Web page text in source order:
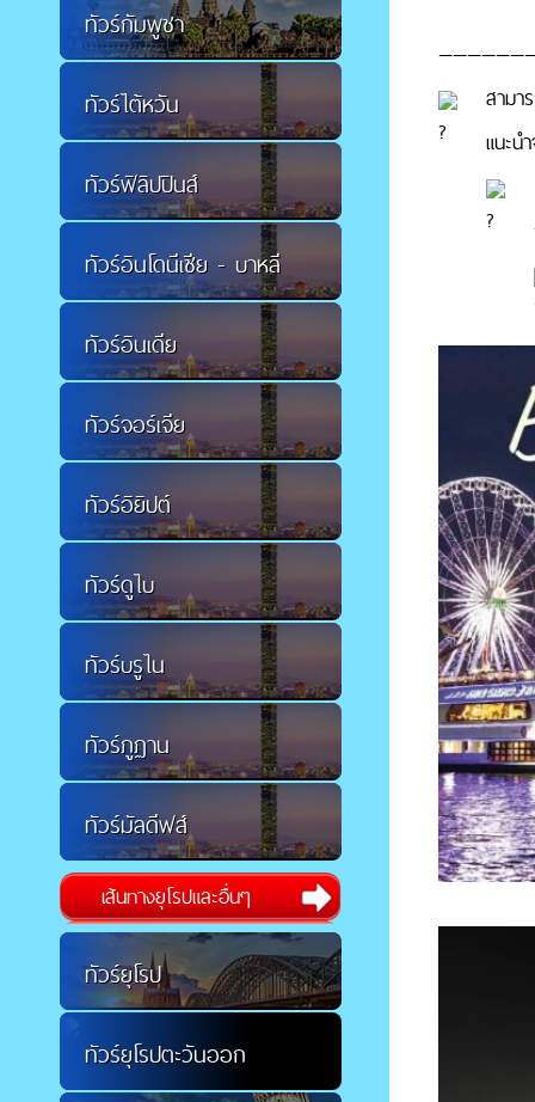
ทัวร์กัมพูชา
ทัวร์ไต้หวัน
ทัวร์ฟิลิปปินส์
ทัวร์อินโดนีเซีย - บาหลี
ทัวร์อินเดีย
ทัวร์จอร์เจีย
ทัวร์อิยิปต์
ทัวร์ดูไบ
ทัวร์บรูไน
ทัวร์ภูฏาน
ทัวร์มัลดีฟส์
เส้นทางยุโรปและอื่นๆ
ทัวร์ยุโรป
ทัวร์ยุโรปตะวันออก
สามา
แนะน